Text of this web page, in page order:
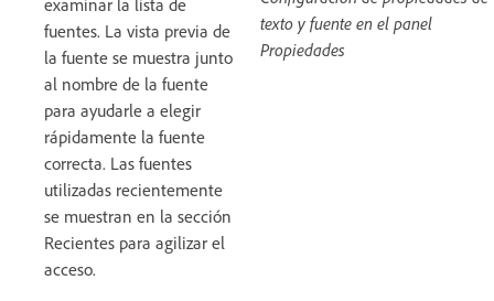
texto y fuente en el panel
Propiedades
examinar la lista de
fuentes. La vista previa de
la fuente se muestra junto
al nombre de la fuente
para ayudarle a elegir
rápidamente la fuente
correcta. Las fuentes
utilizadas recientemente
se muestran en la sección
Recientes para agilizar el
acceso.